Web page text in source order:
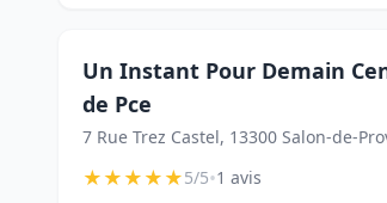
Un Instant Pour Demain
de Pce
7 Rue Trez Castel, 13300 Salon-de-
★★★★★5/5•1 avis